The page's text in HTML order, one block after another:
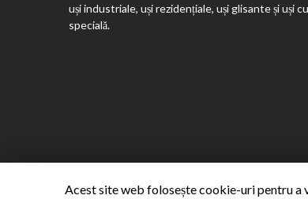
uși industriale, uși rezidențiale, uși glisante și uși
specială.
Powered bySofteSS 21
Acest site web folosește cookie-uri pentru a